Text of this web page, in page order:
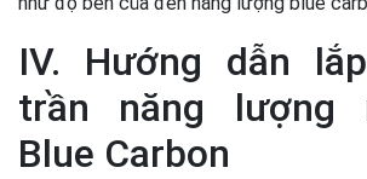
IV. Hướng dẫn
trần năng lượng
Blue Carbon